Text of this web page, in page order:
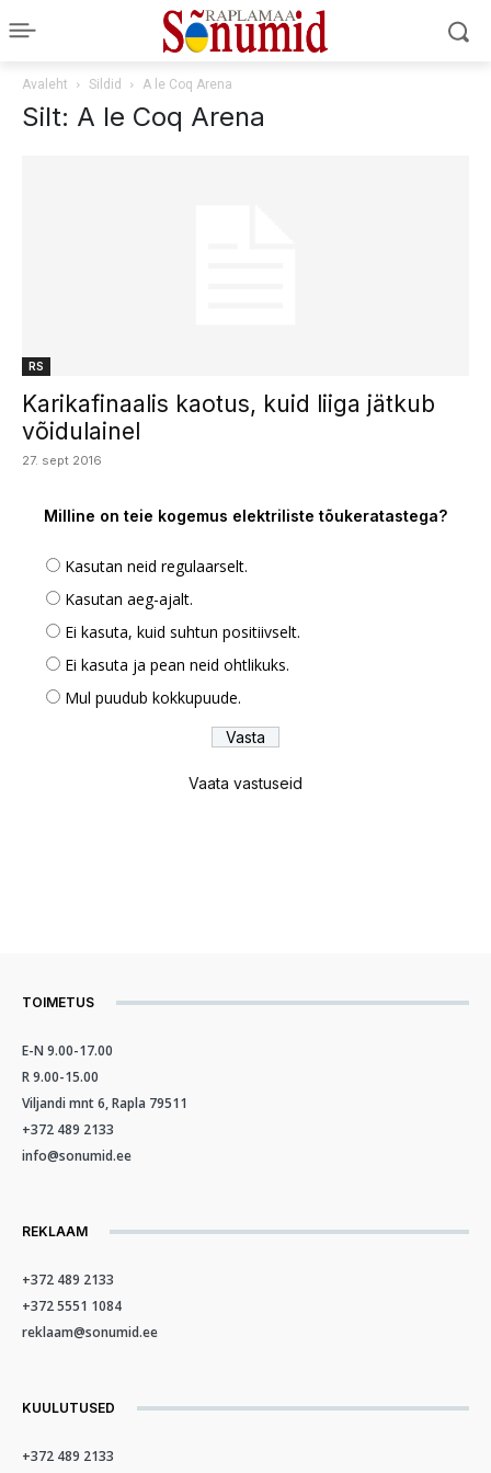
Avaleht Sildid A le Coq Arena
Silt: A le Coq Arena
RS
Karikafinaalis kaotus, kuid liiga jätkub
võidulainel
27. sept 2016
Milline on teie kogemus elektriliste tõukeratastega?
Kasutan neid regulaarselt.
Kasutan aeg-ajalt.
Ei kasuta, kuid suhtun positiivselt.
Ei kasuta ja pean neid ohtlikuks.
Mul puudub kokkupuude.
Vaata vastuseid
TOIMETUS
E-N 9.00-17.00
R 9.00-15.00
Viljandi mnt 6, Rapla 79511
+372 489 2133
info@sonumid.ee
REKLAAM
+372 489 2133
+372 5551 1084
reklaam@sonumid.ee
KUULUTUSED
+372 489 2133